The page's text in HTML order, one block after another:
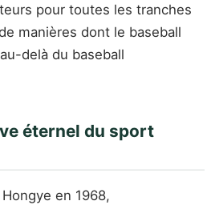
pour toutes les tranches
manières dont le baseball
delà du baseball
éternel du sport
en 1968,